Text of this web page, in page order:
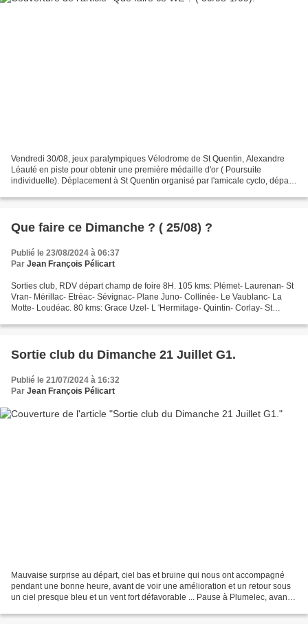
Vendredi 30/08, jeux paralympiques Vélodrome de St Quentin, Alexandre
Léauté en piste pour obtenir une première médaille d'or ( Poursuite
individuelle). Déplacement à St Quentin organisé par l'amicale cyclo, départ
Que faire ce Dimanche ? ( 25/08) ?
Publié le 23/08/2024 à 06:37
Par Jean François Pélicart
Sorties club, RDV départ champ de foire 8H. 105 kms: Plémet- Laurenan- St
Vran- Mérillac- Etréac- Sévignac- Plane Juno- Collinée- Le Vaublanc- La
Motte- Loudéac. 80 kms: Grace Uzel- L 'Hermitage- Quintin- Corlay- St
Sortie club du Dimanche 21 Juillet G1.
Publié le 21/07/2024 à 16:32
Par Jean François Pélicart
Mauvaise surprise au départ, ciel bas et bruine qui nous ont accompagné
pendant une bonne heure, avant de voir une amélioration et un retour sous
un ciel presque bleu et un vent fort défavorable ... Pause à Plumelec, avant